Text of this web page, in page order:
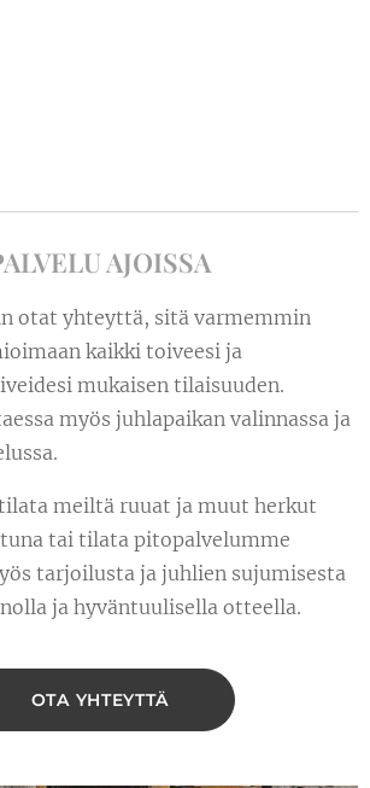
AJOISSA
otat yhteyttä, sitä varmemmin
kaikki toiveesi ja
mukaisen tilaisuuden.
myös juhlapaikan valinnassa ja
meiltä ruuat ja muut herkut
tai tilata pitopalvelumme
tarjoilusta ja juhlien sujumisesta
ja hyväntuulisella otteella.
OTA YHTEYTTÄ